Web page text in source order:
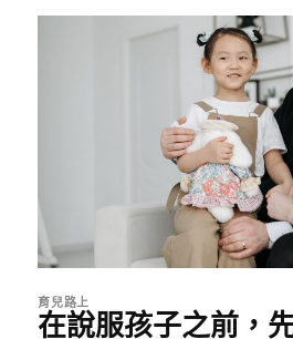
育兒路上
在說服孩子之前，